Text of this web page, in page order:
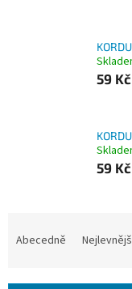
59 Kč
59 Kč
Abecedně